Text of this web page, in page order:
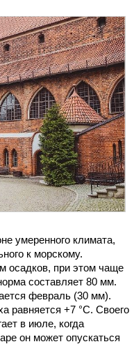
умеренного климата,
к морскому.
осадков, при этом чаще
составляет 80 мм.
февраль (30 мм).
равняется +7 °C. Своего
в июле, когда
он может опускаться